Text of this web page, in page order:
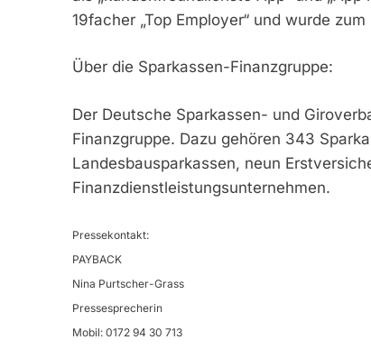
19facher „Top Employer“ und wurde
Über die Sparkassen-Finanzgruppe:
Der Deutsche Sparkassen- und
Finanzgruppe. Dazu gehören 343
Landesbausparkassen, neun
Finanzdienstleistungsunternehmen.
Pressekontakt:
PAYBACK
Nina Purtscher-Grass
Pressesprecherin
Mobil: 0172 94 30 713